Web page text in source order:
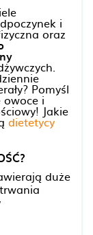
i
oraz
Pomyśl
owoce i
Jakie
dietetycy
duże